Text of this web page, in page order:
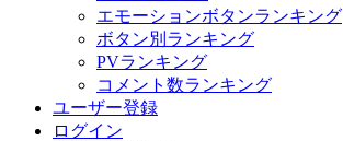
エモーションボタンランキング
ボタン別ランキング
PVランキング
コメント数ランキング
ユーザー登録
ログイン